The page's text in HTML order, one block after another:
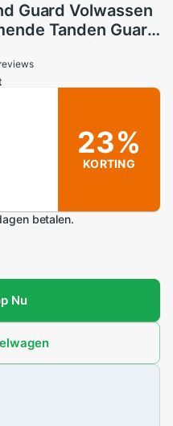
Guard Volwassen
Tanden Guard
Boksen Kids
23%
KORTING
betalen.
Nu